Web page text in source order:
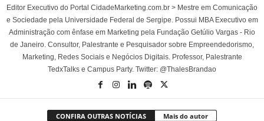
Editor Executivo do Portal CidadeMarketing.com.br > Mestre em Comunicação
e Sociedade pela Universidade Federal de Sergipe. Possui MBA Executivo em
Administração com ênfase em Marketing pela Fundação Getúlio Vargas - Rio
de Janeiro. Consultor, Palestrante e Pesquisador sobre Empreendedorismo,
Marketing, Redes Sociais e Negócios Digitais. Professor, Palestrante
TedxTalks e Campus Party. Twitter: @ThalesBrandao
CONFIRA OUTRAS NOTÍCIAS Mais do autor